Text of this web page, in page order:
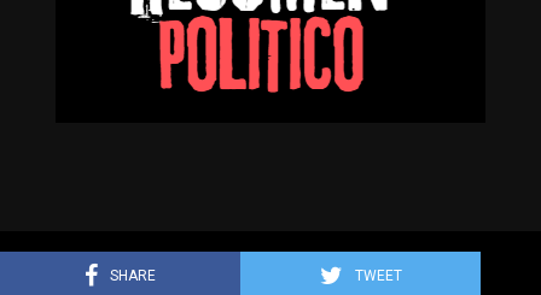
SHARE TWEET
Resumen Político © Todos los derechos reservados.